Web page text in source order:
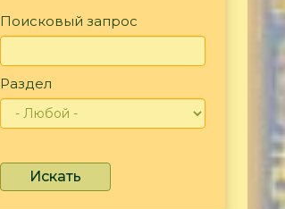
Поисковый запрос
Раздел
Искать